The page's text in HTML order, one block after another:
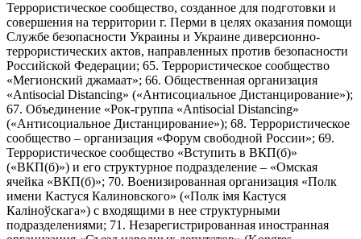
Террористическое сообщество, созданное для подготовки и
совершения на территории г. Перми в целях оказания помощи
Службе безопасности Украины и Украине диверсионно-
террористических актов, направленных против безопасности
Российской Федерации; 65. Террористическое сообщество
«Мегионский джамаат»; 66. Общественная организация
«Antisocial Distancing» («Антисоциальное Дистанцирование»);
67. Объединение «Рок-группа «Antisocial Distancing»
(«Антисоциальное Дистанцирование»); 68. Террористическое
сообщество – организация «Форум свободной России»; 69.
Террористическое сообщество «Вступить в ВКП(б)»
(«ВКП(б)») и его структурное подразделение – «Омская
ячейка «ВКП(б)»; 70. Военизированная организация «Полк
имени Кастуся Калиновского» («Полк iмя Кастуся
Калiноўскага») с входящими в нее структурными
подразделениями; 71. Незарегистрированная иностранная